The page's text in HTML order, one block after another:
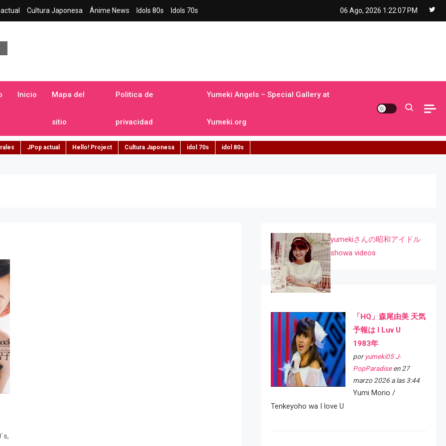
Cultura Japonesa Ánime News Idols 80s Idols 70s 06 Ago, 2026 1:22:08 PM
Inicio Mapa del
sitio
Politica de
privacidad
Yumeki Angels – Special Gallery at
Yumeki.org
JPop actual Hello! Project Cultura Japonesa idol 70s idol 80s
,
yumekiさんの昭和アイドル
showa videos
「HQ」森尾由美 天気
予報は I Luv U
1983年
por yumeki05 J-
PopParadiseen 27
marzo 2026 a las 3:44
Yumi Morio /
Tenkeyoho wa I love U